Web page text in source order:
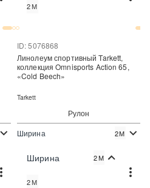
2М
Рулон
ID: 5076868
Цена:
Линолеум спортивный Tarkett,
коллекция Omnisports Action 65,
«Cold Beech»
Tarkett
Ширина 2М
Ширина 2М
2М